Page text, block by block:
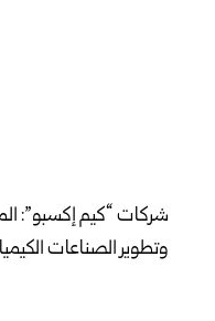
شركات “كيم إكسبو”:
وتطوير الصناعات